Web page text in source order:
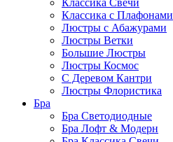
Классика Свечи
Классика с Плафонами
Люстры с Абажурами
Люстры Ветки
Большие Люстры
Люстры Космос
С Деревом Кантри
Люстры Флористика
Бра
Бра Светодиодные
Бра Лофт & Модерн